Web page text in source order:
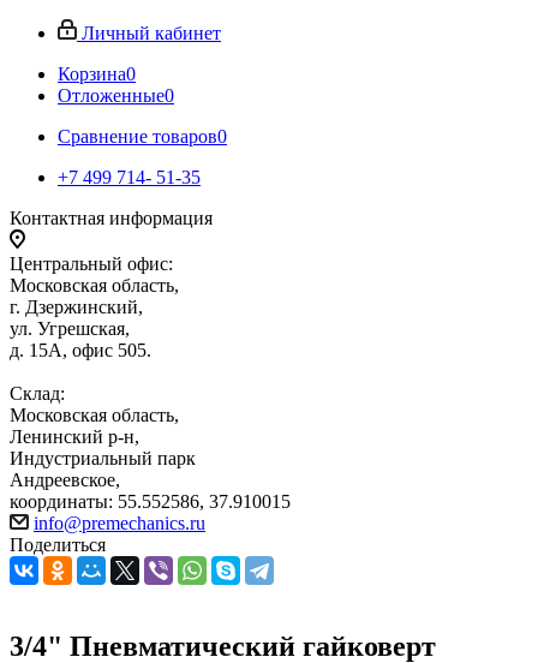
Личный кабинет
Корзина0
Отложенные0
Сравнение товаров0
+7 499 714- 51-35
Контактная информация
Центральный офис:
Московская область,
г. Дзержинский,
ул. Угрешская,
д. 15А, офис 505.
Склад:
Московская область,
Ленинский р-н,
Индустриальный парк
Андреевское,
координаты: 55.552586, 37.910015
info@premechanics.ru
Поделиться
3/4" Пневматический гайковерт